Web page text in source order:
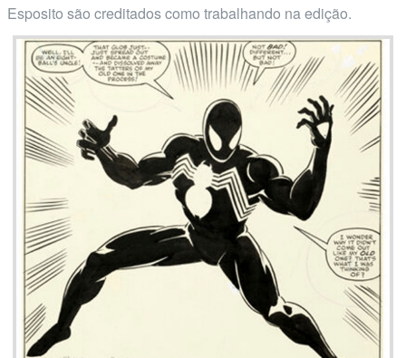
Esposito são creditados como trabalhando na edição.